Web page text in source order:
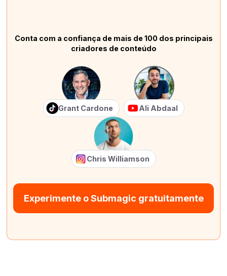
Conta com a confiança de mais de 100 dos principais
criadores de conteúdo
Grant Cardone Ali Abdaal
Chris Williamson
Experimente o Submagic gratuitamente